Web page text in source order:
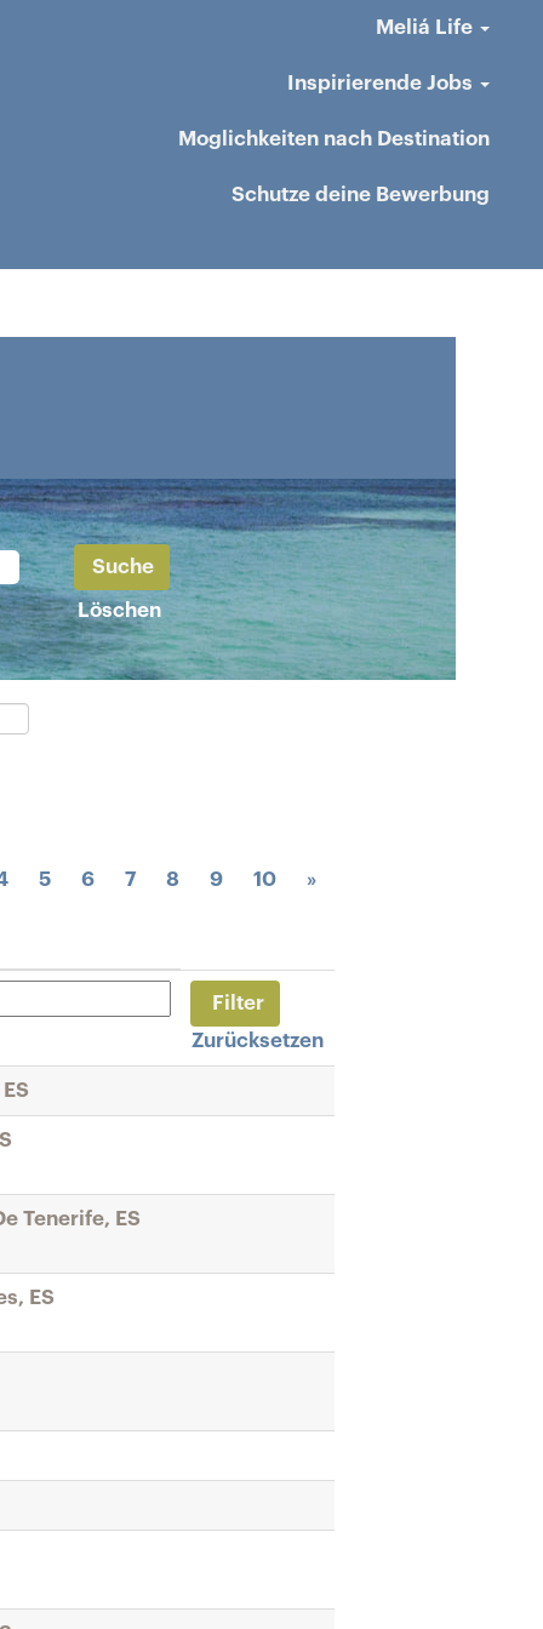
Meliá Life
Inspirierende Jobs
Moglichkeiten nach Destination
Schutze deine Bewerbung
Löschen
5 6 7 8 9 10 »
Zurücksetzen
Tenerife, ES
ES